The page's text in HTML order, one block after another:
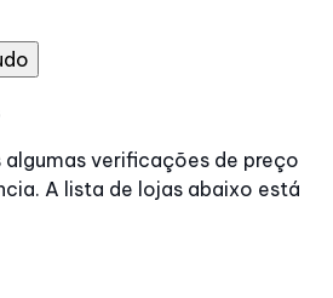
algumas verificações de preço
A lista de lojas abaixo está